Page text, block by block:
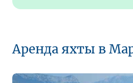
Аренда яхты в